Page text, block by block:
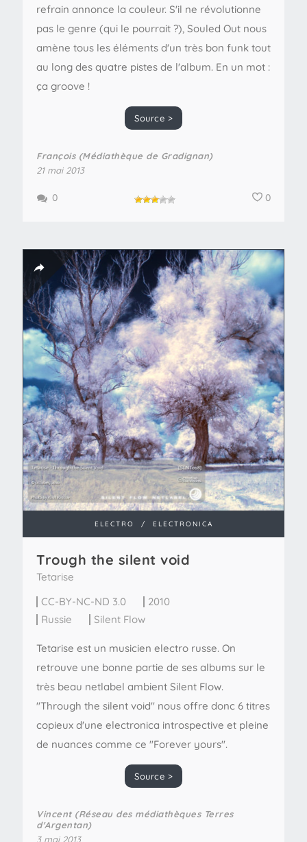
refrain annonce la couleur. S'il ne révolutionne
pas le genre (qui le pourrait ?), Souled Out nous
amène tous les éléments d'un très bon funk tout
au long des quatre pistes de l'album. En un mot :
ça groove !
Source >
François (Médiathèque de Gradignan)
21 mai 2013
0
0
ELECTRO / ELECTRONICA
Trough the silent void
Tetarise
CC-BY-NC-ND 3.0
2010
Russie
Silent Flow
Tetarise est un musicien electro russe. On
retrouve une bonne partie de ses albums sur le
très beau netlabel ambient Silent Flow.
"Through the silent void" nous offre donc 6 titres
copieux d'une electronica introspective et pleine
de nuances comme ce "Forever yours".
Source >
Vincent (Réseau des médiathèques Terres
d'Argentan)
3 mai 2013